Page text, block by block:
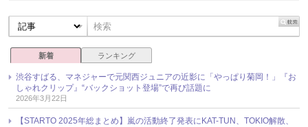
新着 ランキング
渋谷すばる、マネジャーで元関西ジュニアの近影に「やっぱり菊岡！」『お
しゃれクリップ』“バックショット登場”で再び話題に
2026年3月22日
【STARTO 2025年総まとめ】嵐の活動終了発表にKAT-TUN、TOKIO解散、